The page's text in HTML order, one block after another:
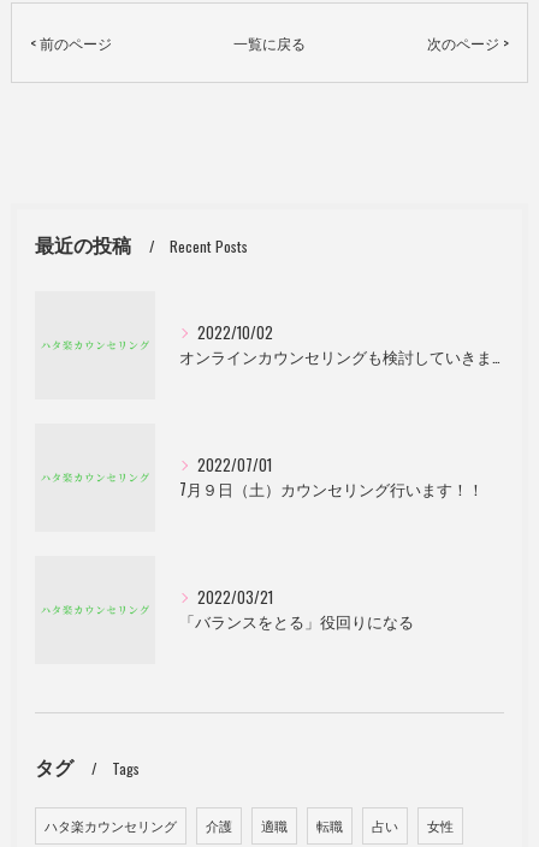
< 前のページ 一覧に戻る 次のページ >
最近の投稿 Recent Posts
2022/10/02
オンラインカウンセリングも検討していきます。
2022/07/01
7月９日（土）カウンセリング行います！！
2022/03/21
「バランスをとる」役回りになる
タグ Tags
ハタ楽カウンセリング 介護 適職 転職 占い 女性